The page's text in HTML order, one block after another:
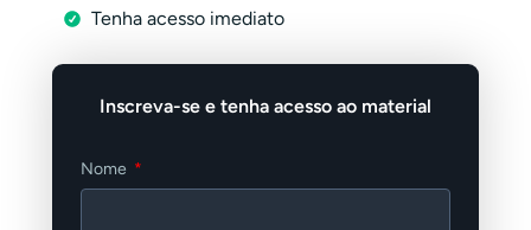
Tenha acesso imediato
Inscreva-se e tenha acesso ao material
Nome